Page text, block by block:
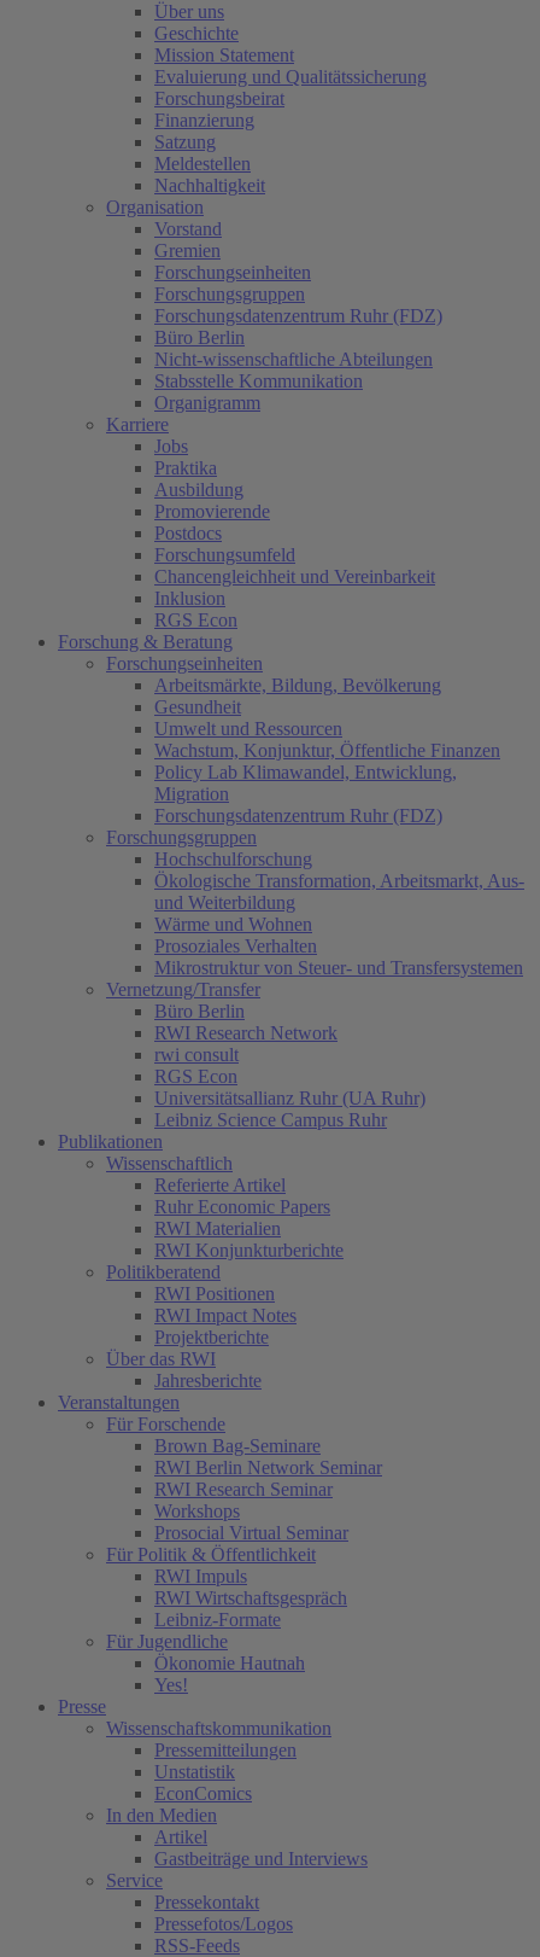
Über uns
Geschichte
Mission Statement
Evaluierung und Qualitätssicherung
Forschungsbeirat
Finanzierung
Satzung
Meldestellen
Nachhaltigkeit
Organisation
Vorstand
Gremien
Forschungseinheiten
Forschungsgruppen
Forschungsdatenzentrum Ruhr (FDZ)
Büro Berlin
Nicht-wissenschaftliche Abteilungen
Stabsstelle Kommunikation
Organigramm
Karriere
Jobs
Praktika
Ausbildung
Promovierende
Postdocs
Forschungsumfeld
Chancengleichheit und Vereinbarkeit
Inklusion
RGS Econ
Forschung & Beratung
Forschungseinheiten
Arbeitsmärkte, Bildung, Bevölkerung
Gesundheit
Umwelt und Ressourcen
Wachstum, Konjunktur, Öffentliche Finanzen
Policy Lab Klimawandel, Entwicklung,
Migration
Forschungsdatenzentrum Ruhr (FDZ)
Forschungsgruppen
Hochschulforschung
Ökologische Transformation, Arbeitsmarkt, Aus-
und Weiterbildung
Wärme und Wohnen
Prosoziales Verhalten
Mikrostruktur von Steuer- und Transfersystemen
Vernetzung/Transfer
Büro Berlin
RWI Research Network
rwi consult
RGS Econ
Universitätsallianz Ruhr (UA Ruhr)
Leibniz Science Campus Ruhr
Publikationen
Wissenschaftlich
Referierte Artikel
Ruhr Economic Papers
RWI Materialien
RWI Konjunkturberichte
Politikberatend
RWI Positionen
RWI Impact Notes
Projektberichte
Über das RWI
Jahresberichte
Veranstaltungen
Für Forschende
Brown Bag-Seminare
RWI Berlin Network Seminar
RWI Research Seminar
Workshops
Prosocial Virtual Seminar
Für Politik & Öffentlichkeit
RWI Impuls
RWI Wirtschaftsgespräch
Leibniz-Formate
Für Jugendliche
Ökonomie Hautnah
Yes!
Presse
Wissenschaftskommunikation
Pressemitteilungen
Unstatistik
EconComics
In den Medien
Artikel
Gastbeiträge und Interviews
Service
Pressekontakt
Pressefotos/Logos
RSS-Feeds